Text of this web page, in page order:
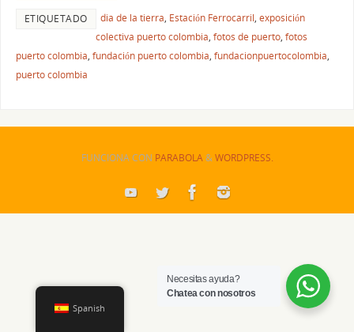
ETIQUETADO dia de la tierra, Estación Ferrocarril, exposición
colectiva puerto colombia, fotos de puerto, fotos
puerto colombia, fundación puerto colombia, fundacionpuertocolombia,
puerto colombia
FUNCIONA CON PARABOLA&WORDPRESS.
Spanish
Necesitas ayuda?
Chatea con nosotros